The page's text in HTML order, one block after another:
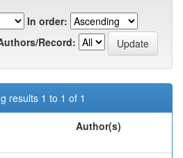
In order:
Record:
results 1 to 1 of 1
Author(s)